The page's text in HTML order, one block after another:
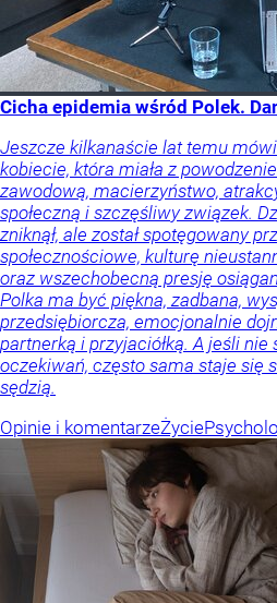
Cicha epidemia wśród Polek.
Jeszcze kilkanaście lat temu
kobiecie, która miała z
zawodową, macierzyństwo,
społeczną i szczęśliwy związek.
zniknął, ale został spotęgowany
społecznościowe, kulturę
oraz wszechobecną presję
Polka ma być piękna, zadbana,
przedsiębiorcza, emocjonalnie
partnerką i przyjaciółką. A jeśli nie
oczekiwań, często sama staje się
sędzią.
Opinie i komentarzeŻycie